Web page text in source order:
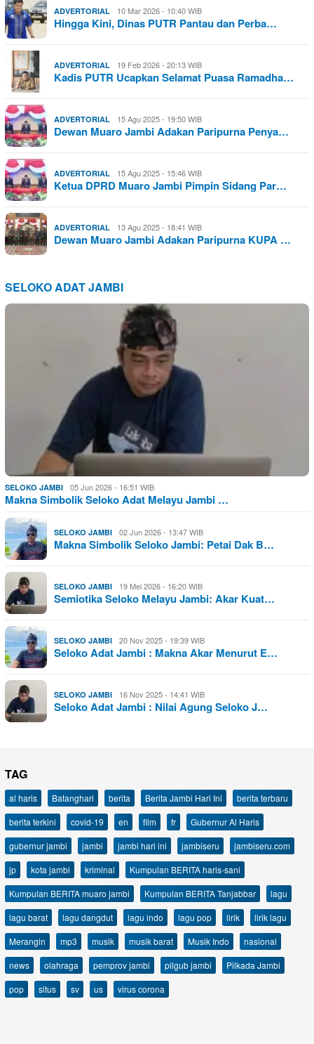
ADVERTORIAL 10 Mar 2026 - 10:40 WIB
Hingga Kini, Dinas PUTR Pantau dan Perba…
ADVERTORIAL 19 Feb 2026 - 20:13 WIB
Kadis PUTR Ucapkan Selamat Puasa Ramadha…
ADVERTORIAL 15 Agu 2025 - 19:50 WIB
Dewan Muaro Jambi Adakan Paripurna Penya…
ADVERTORIAL 15 Agu 2025 - 15:46 WIB
Ketua DPRD Muaro Jambi Pimpin Sidang Par…
ADVERTORIAL 13 Agu 2025 - 18:41 WIB
Dewan Muaro Jambi Adakan Paripurna KUPA …
SELOKO ADAT JAMBI
SELOKO JAMBI 05 Jun 2026 - 16:51 WIB
Makna Simbolik Seloko Adat Melayu Jambi …
SELOKO JAMBI 02 Jun 2026 - 13:47 WIB
Makna Simbolik Seloko Jambi: Petai Dak B…
SELOKO JAMBI 19 Mei 2026 - 16:20 WIB
Semiotika Seloko Melayu Jambi: Akar Kuat…
SELOKO JAMBI 20 Nov 2025 - 19:39 WIB
Seloko Adat Jambi : Makna Akar Menurut E…
SELOKO JAMBI 16 Nov 2025 - 14:41 WIB
Seloko Adat Jambi : Nilai Agung Seloko J…
TAG
al haris Batanghari berita Berita Jambi Hari Ini
berita terbaru
berita terkini
covid-19 en film fr
Gubernur Al Haris
gubernur jambi
jambi jambi hari ini jambiseru
jambiseru.com
jp
kota jambi kriminal
Kumpulan BERITA haris-sani
Kumpulan BERITA muaro jambi
Kumpulan BERITA Tanjabbar
lagu
lagu barat
lagu dangdut lagu indo lagu pop lirik
lirik lagu
Merangin
mp3 musik musik barat Musik Indo
nasional
news
olahraga pemprov jambi pilgub jambi
Pilkada Jambi
pop
situs sv us virus corona